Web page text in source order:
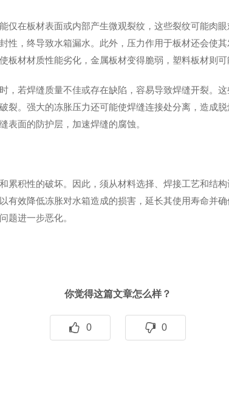
仅在板材表面或内部产生微观裂纹，这些裂纹可能肉
性，终导致水箱漏水。此外，压力作用于板材还会使
板材材质性能劣化，金属板材变得脆弱，塑料板材则可
，若焊缝质量不佳或存在缺陷，容易导致焊缝开裂。
裂。强大的冻胀压力还可能使焊缝连接处分离，造成
表面的防护层，加速焊缝的腐蚀。
累积性的破坏。因此，须从材料选择、焊接工艺和结
有效降低冻胀对水箱造成的损害，延长其使用寿命并
题进一步恶化。
你觉得这篇文章怎么样？
0 0